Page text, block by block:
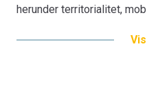
herunder territorialitet,
sociologiens rolle i